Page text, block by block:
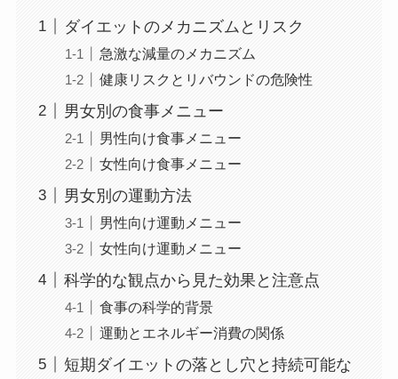
ダイエットのメカニズムとリスク
急激な減量のメカニズム
健康リスクとリバウンドの危険性
男女別の食事メニュー
男性向け食事メニュー
女性向け食事メニュー
男女別の運動方法
男性向け運動メニュー
女性向け運動メニュー
科学的な観点から見た効果と注意点
食事の科学的背景
運動とエネルギー消費の関係
短期ダイエットの落とし穴と持続可能な